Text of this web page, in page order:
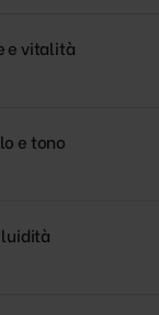
e vitalità
e tono